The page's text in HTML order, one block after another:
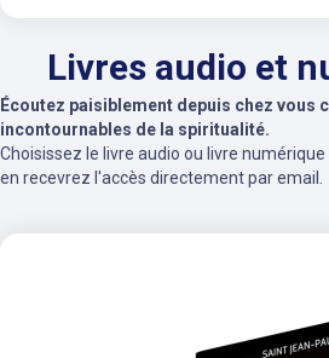
Livres audio et
Écoutez paisiblement depuis chez vous
incontournables de la spiritualité.
Choisissez le livre audio ou livre
en recevrez l'accès directement par email.